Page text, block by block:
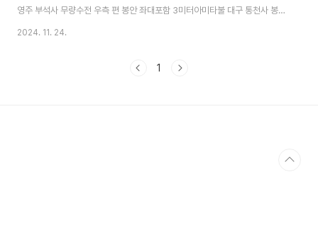
영주 부석사 무량수전 우측 편 봉안 좌대포함 3미터아미타불 대구 통천사 봉안
약사여래좌불 7척 총높이 350cm 경기도 남양주 흥국사 봉안약사여래 총고
면 유양리 산 40번지석가여래불 백화암봉안경기도 양주군 주내면 유양리 산
2024. 11. 24.
1